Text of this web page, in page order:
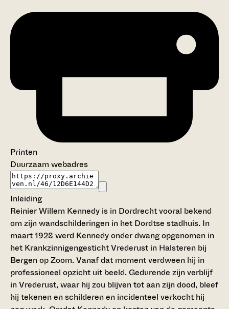
Printen
Duurzaam webadres
Inleiding
Reinier Willem Kennedy is in Dordrecht vooral bekend
om zijn wandschilderingen in het Dordtse stadhuis. In
maart 1928 werd Kennedy onder dwang opgenomen in
het Krankzinnigengesticht Vrederust in Halsteren bij
Bergen op Zoom. Vanaf dat moment verdween hij in
professioneel opzicht uit beeld. Gedurende zijn verblijf
in Vrederust, waar hij zou blijven tot aan zijn dood, bleef
hij tekenen en schilderen en incidenteel verkocht hij